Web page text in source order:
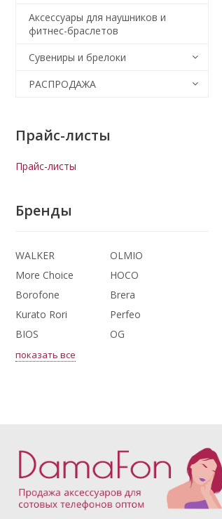
Аксессуары для наушников и
фитнес-браслетов
Сувениры и брелоки
РАСПРОДАЖА
Прайс-листы
Прайс-листы
Бренды
WALKER
OLMIO
More Choice
HOCO
Borofone
Brera
Kurato Rori
Perfeo
BIOS
OG
показать все